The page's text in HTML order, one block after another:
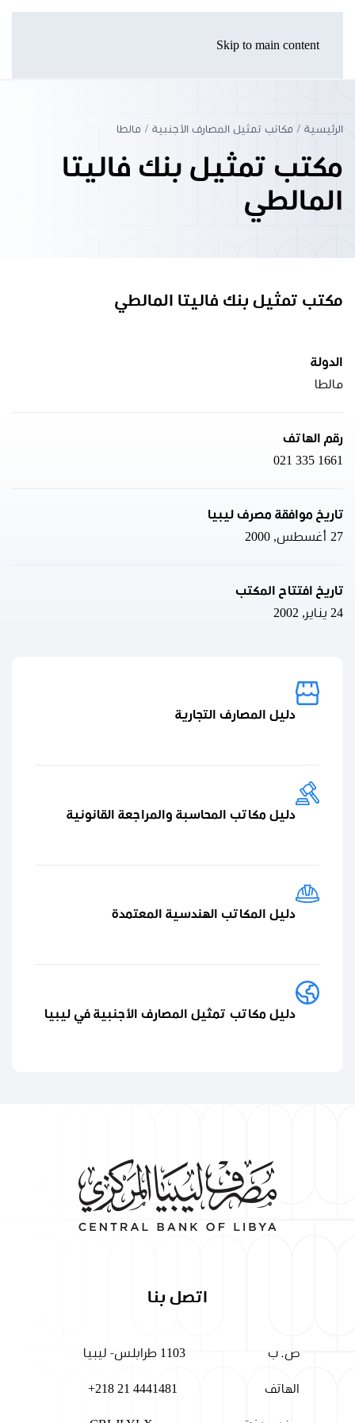
Skip to main content
الرئيسية مكاتب تمثيل المصارف الأجنبية مالطا
مكتب تمثيل بنك فاليتا
المالطي
مكتب تمثيل بنك فاليتا المالطي
الدولة
مالطا
رقم الهاتف
021 335 1661
تاريخ موافقة مصرف ليبيا
27 أغسطس, 2000
تاريخ افتتاح المكتب
24 يناير, 2002
دليل المصارف التجارية
دليل مكاتب المحاسبة والمراجعة القانونية
دليل المكاتب الهندسية المعتمدة
دليل مكاتب تمثيل المصارف الأجنبية في ليبيا
اتصل بنا
ص. ب 1103 طرابلس- ليبيا
الهاتف +218 21 4441481